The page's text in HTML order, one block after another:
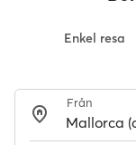
Enkel resa
Från